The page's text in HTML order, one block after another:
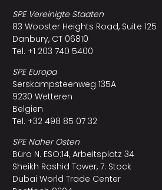
SPE Vereinigte Staaten
83 Wooster Heights Road, Suite 125
Danbury, CT 06810
Tel. +1 203 740 5400
SPE Europa
Serskampsteenweg 135A
9230 Wetteren
Belgien
Tel. +32 498 85 07 32
SPE Naher Osten
Büro N. ESO:14, Arbeitsplatz 34
Sheikh Rashid Tower, 7. Stock
Dubai World Trade Center